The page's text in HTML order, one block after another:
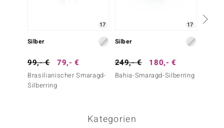
17
Silber
99,- € 79,- €
Brasilianischer Smaragd-
Silberring
17
Silber
249,- € 180,- €
Bahia-Smaragd-Silberring
Kategorien